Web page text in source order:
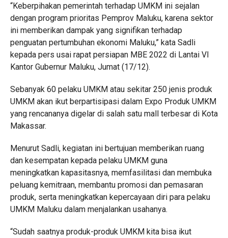
“Keberpihakan pemerintah terhadap UMKM ini sejalan
dengan program prioritas Pemprov Maluku, karena sektor
ini memberikan dampak yang signifikan terhadap
penguatan pertumbuhan ekonomi Maluku,” kata Sadli
kepada pers usai rapat persiapan MBE 2022 di Lantai VI
Kantor Gubernur Maluku, Jumat (17/12).
Sebanyak 60 pelaku UMKM atau sekitar 250 jenis produk
UMKM akan ikut berpartisipasi dalam Expo Produk UMKM
yang rencananya digelar di salah satu mall terbesar di Kota
Makassar.
Menurut Sadli, kegiatan ini bertujuan memberikan ruang
dan kesempatan kepada pelaku UMKM guna
meningkatkan kapasitasnya, memfasilitasi dan membuka
peluang kemitraan, membantu promosi dan pemasaran
produk, serta meningkatkan kepercayaan diri para pelaku
UMKM Maluku dalam menjalankan usahanya.
“Sudah saatnya produk-produk UMKM kita bisa ikut